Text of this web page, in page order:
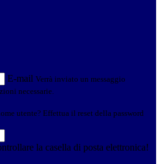
E-mail Verrà inviato un messaggio
necessarie.
utente? Effettua il reset della password
la casella di posta elettronica!